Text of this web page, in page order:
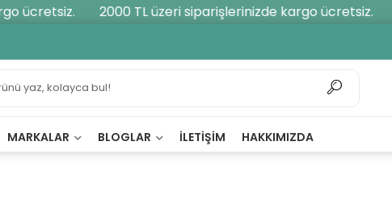
ücretsiz. 2000 TL üzeri siparişlerinizde kargo ücretsiz.
MARKALAR BLOGLAR İLETIŞIM HAKKIMIZDA